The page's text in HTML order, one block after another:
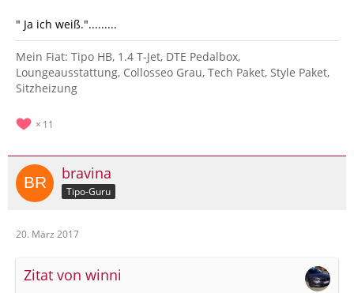
" Ja ich weiß.".........
Mein Fiat: Tipo HB, 1.4 T-Jet, DTE Pedalbox,
Loungeausstattung, Collosseo Grau, Tech Paket, Style Paket,
Sitzheizung
11
bravina
Tipo-Guru
20. März 2017
Zitat von winni